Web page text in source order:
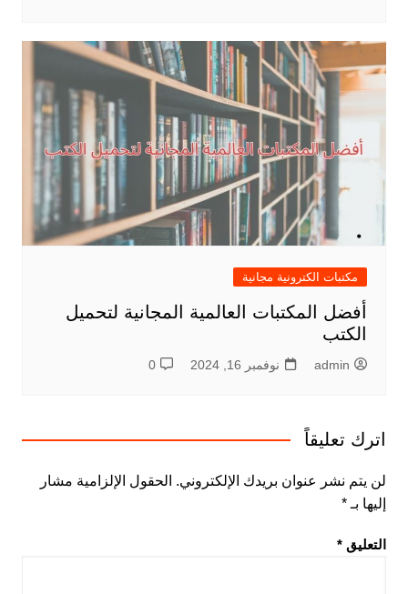
مكتبات الكترونية مجانية
أفضل المكتبات العالمية المجانية لتحميل
الكتب
admin نوفمبر 16, 2024 0
اترك تعليقاً
لن يتم نشر عنوان بريدك الإلكتروني. الحقول الإلزامية مشار
إليها بـ *
التعليق *